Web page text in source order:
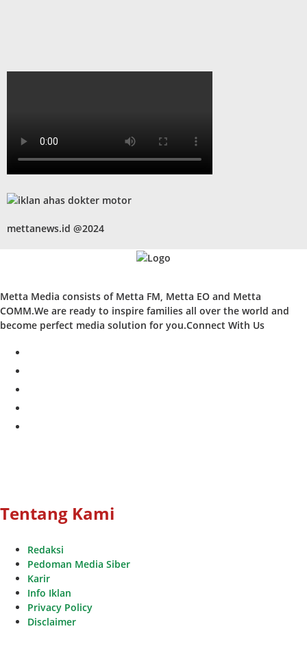
mettanews.id @2024
Metta Media consists of Metta FM, Metta EO and Metta
COMM.We are ready to inspire families all over the world and
become perfect media solution for you.Connect With Us
Tentang Kami
Redaksi
Pedoman Media Siber
Karir
Info Iklan
Privacy Policy
Disclaimer